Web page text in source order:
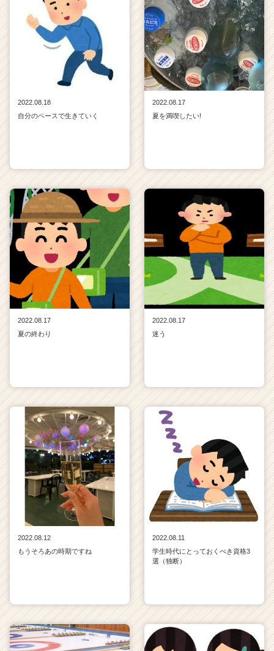
2022.08.18
自分のペースで生きていく
2022.08.17
夏を満喫したい!
2022.08.17
夏の終わり
2022.08.17
迷う
2022.08.12
もうそろあの時期ですね
2022.08.11
学生時代にとっておくべき資格3
選（独断）